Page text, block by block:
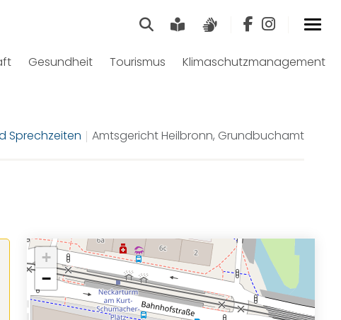
SucheLeichte Sprache
Gesundheit Tourismus Klimaschutzmanagement
Sprechzeiten Amtsgericht Heilbronn, Grundbuchamt
+
−